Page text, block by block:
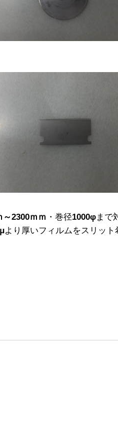
～2300ｍｍ ・巻径1000φまで
より厚いフィルムをスリット